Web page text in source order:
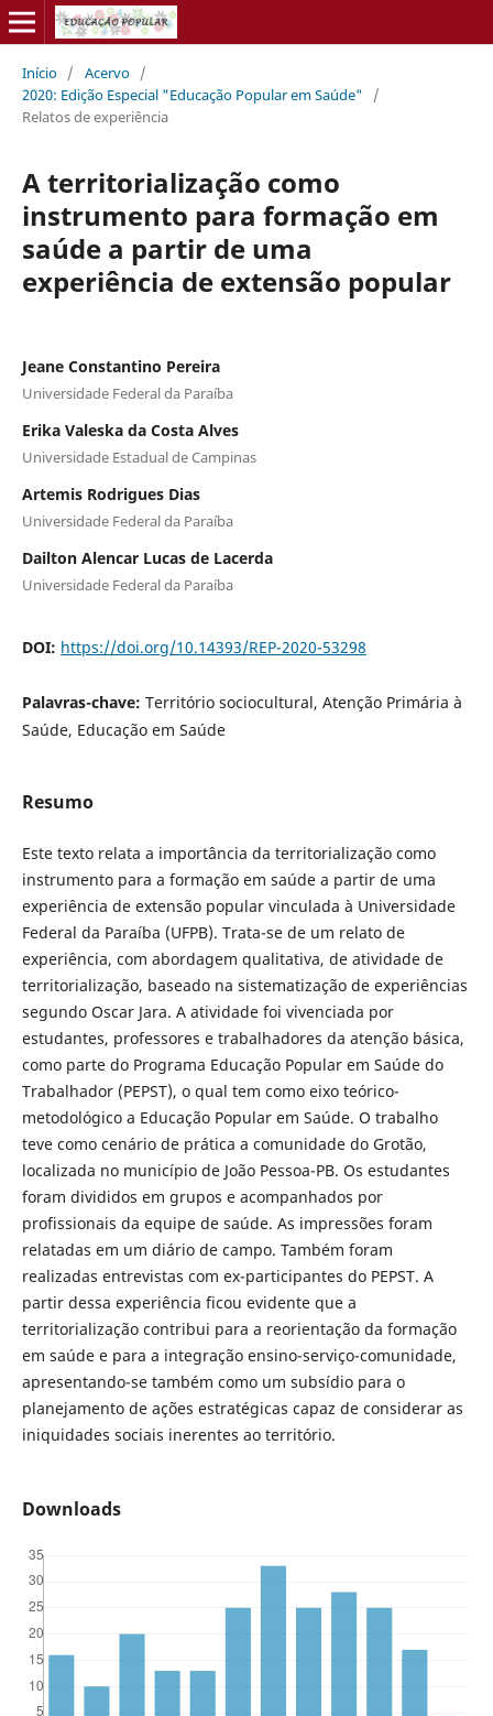
Início / Acervo /
2020: Edição Especial "Educação Popular em Saúde"
/
Relatos de experiência
A territorialização como
instrumento para formação em
saúde a partir de uma
experiência de extensão popular
Jeane Constantino Pereira
Universidade Federal da Paraíba
Erika Valeska da Costa Alves
Universidade Estadual de Campinas
Artemis Rodrigues Dias
Universidade Federal da Paraíba
Dailton Alencar Lucas de Lacerda
Universidade Federal da Paraíba
DOI: https://doi.org/10.14393/REP-2020-53298
Palavras-chave: Território sociocultural, Atenção Primária à
Saúde, Educação em Saúde
Resumo
Este texto relata a importância da territorialização como
instrumento para a formação em saúde a partir de uma
experiência de extensão popular vinculada à Universidade
Federal da Paraíba (UFPB). Trata-se de um relato de
experiência, com abordagem qualitativa, de atividade de
territorialização, baseado na sistematização de experiências
segundo Oscar Jara. A atividade foi vivenciada por
estudantes, professores e trabalhadores da atenção básica,
como parte do Programa Educação Popular em Saúde do
Trabalhador (PEPST), o qual tem como eixo teórico-
metodológico a Educação Popular em Saúde. O trabalho
teve como cenário de prática a comunidade do Grotão,
localizada no município de João Pessoa-PB. Os estudantes
foram divididos em grupos e acompanhados por
profissionais da equipe de saúde. As impressões foram
relatadas em um diário de campo. Também foram
realizadas entrevistas com ex-participantes do PEPST. A
partir dessa experiência ficou evidente que a
territorialização contribui para a reorientação da formação
em saúde e para a integração ensino-serviço-comunidade,
apresentando-se também como um subsídio para o
planejamento de ações estratégicas capaz de considerar as
iniquidades sociais inerentes ao território.
Downloads